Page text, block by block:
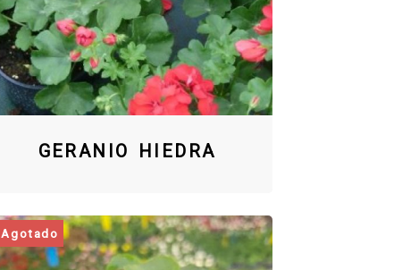
GERANIO HIEDRA
Agotado